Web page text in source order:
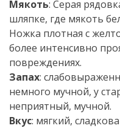
Мякоть: Серая
шляпке, где мякоть
Ножка плотная с
более интенсивно
повреждениях.
Запах:
немного мучной, у
неприятный, мучной.
Вкус: мягкий,